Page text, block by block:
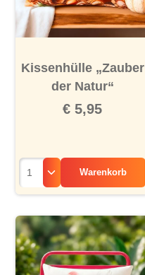
Kissenhülle „Zauber
der Natur“
€ 5,95
Warenkorb